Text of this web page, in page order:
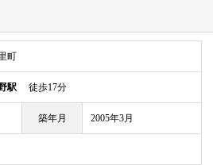
町
駅 徒歩17分
築年月 2005年3月